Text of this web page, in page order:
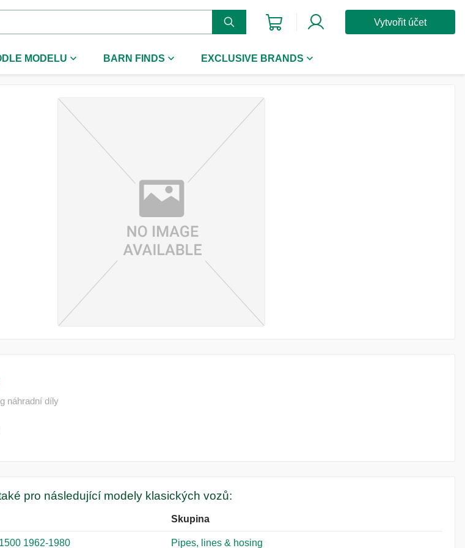
Vytvořit účet
MODELU BARN FINDS EXCLUSIVE BRANDS
náhradní díly
pro následující modely klasických vozů:
Skupina
1962-1980 Pipes, lines & hosing